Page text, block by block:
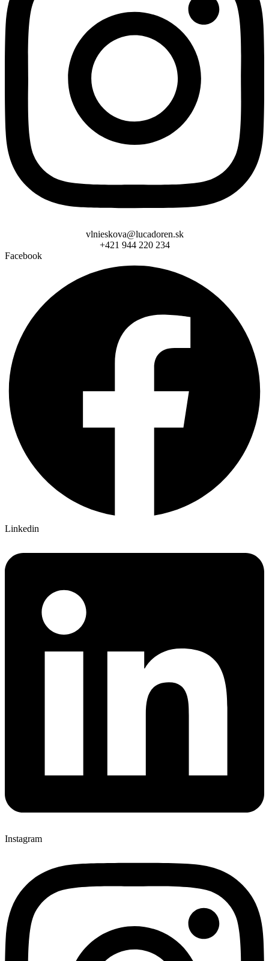
vlnieskova@lucadoren.sk
+421 944 220 234
Facebook
Linkedin
Instagram